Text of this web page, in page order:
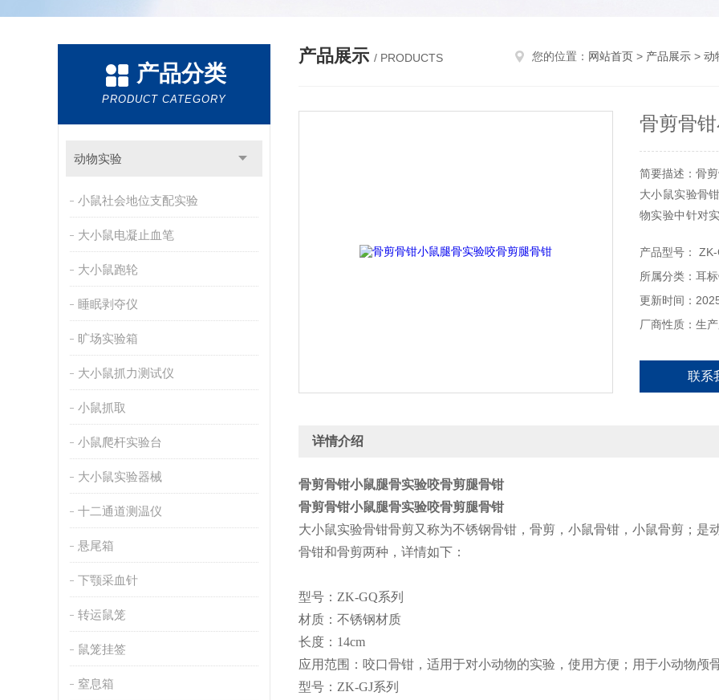
产品分类
PRODUCT CATEGORY
动物实验
小鼠社会地位支配实验
大小鼠电凝止血笔
大小鼠跑轮
睡眠剥夺仪
旷场实验箱
大小鼠抓力测试仪
小鼠抓取
小鼠爬杆实验台
大小鼠实验器械
十二通道测温仪
悬尾箱
下颚采血针
转运鼠笼
鼠笼挂签
窒息箱
产品展示 / PRODUCTS 您的位置： 网站首页 > 产品展示 > 动
骨剪骨
简要描述：骨
大小鼠实验骨
物实验中针对
产品型号： ZK-
所属分类：耳
更新时间：
厂商性质：生
联系
详情介绍
骨剪骨钳小鼠腿骨实验咬骨剪腿骨钳
骨剪骨钳小鼠腿骨实验咬骨剪腿骨钳
大小鼠实验骨钳骨剪又称为不锈钢骨钳，骨剪 ，小鼠骨钳，小鼠骨剪 ；是
骨钳和骨剪两种，详情如下：
型号： ZK-GQ系列
材质：不锈钢材质
长度： 14cm
应用范围： 咬口骨钳，适用于对小动物的实验，使用方便 ； 用于小动物颅
型号： ZK-GJ系列